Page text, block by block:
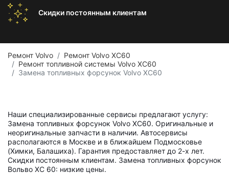
Скидки постоянным клиентам
Ремонт Volvo
Ремонт Volvo XC60
Ремонт топливной системы Volvo XC60
Замена топливных форсунок Volvo XC60
Наши специализированные сервисы предлагают услугу:
Замена топливных форсунок Volvo XC60. Оригинальные и
неоригинальные запчасти в наличии. Автосервисы
располагаются в Москве и в ближайшем Подмосковье
(Химки, Балашиха). Гарантия предоставляет до 2-х лет.
Скидки постоянным клиентам. Замена топливных форсунок
Вольво ХС 60: низкие цены.